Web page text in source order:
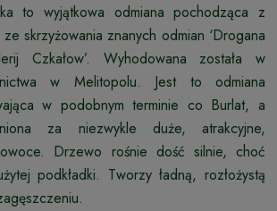
to wyjątkowa odmiana pochodząca z
skrzyżowania znanych odmian ‘Drogana
Czkałow’. Wyhodowana została w
w Melitopolu. Jest to odmiana
w podobnym terminie co Burlat, a
za niezwykle duże, atrakcyjne,
Drzewo rośnie dość silnie, choć
podkładki. Tworzy ładną, rozłożystą